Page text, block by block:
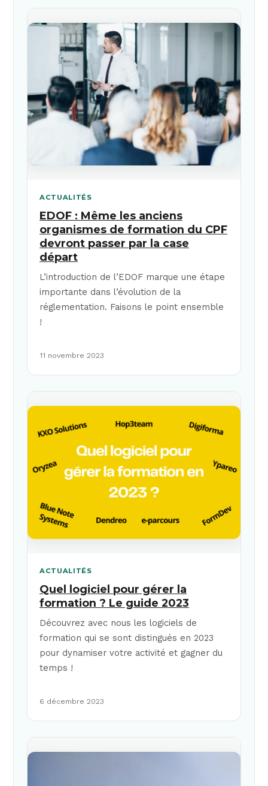
ACTUALITÉS
EDOF : Même les anciens
organismes de formation du CPF
devront passer par la case
départ
L’introduction de l’EDOF marque une étape
importante dans l’évolution de la
réglementation. Faisons le point ensemble
!
11 novembre 2023
ACTUALITÉS
Quel logiciel pour gérer la
formation ? Le guide 2023
Découvrez avec nous les logiciels de
formation qui se sont distingués en 2023
pour dynamiser votre activité et gagner du
temps !
6 décembre 2023